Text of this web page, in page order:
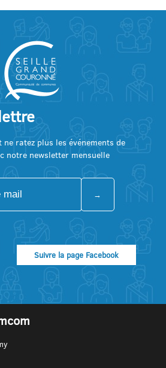
ne ratez plus les événements de
notre newsletter mensuelle
Suivre la page Facebook